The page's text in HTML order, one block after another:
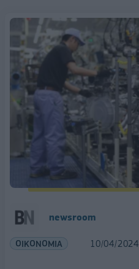
newsroom
ΟΙΚΟΝΟΜΙΑ 10/04/2024